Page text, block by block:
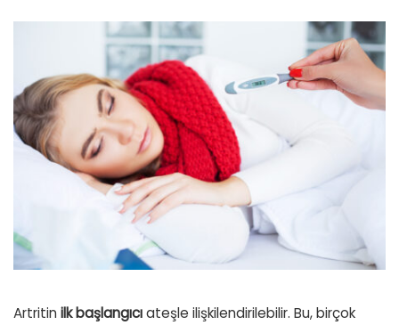
Artritin ilk başlangıcıateşle ilişkilendirilebilir. Bu, birçok